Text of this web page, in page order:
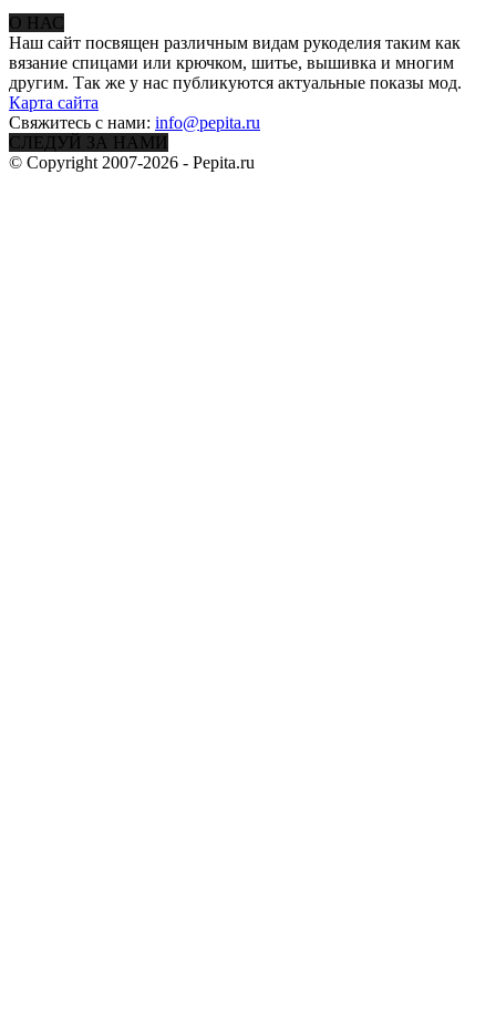
О НАС
Наш сайт посвящен различным видам рукоделия таким как
вязание спицами или крючком, шитье, вышивка и многим
другим. Так же у нас публикуются актуальные показы мод.
Карта сайта
Свяжитесь с нами: info@pepita.ru
СЛЕДУЙ ЗА НАМИ
© Copyright 2007-2026 - Pepita.ru